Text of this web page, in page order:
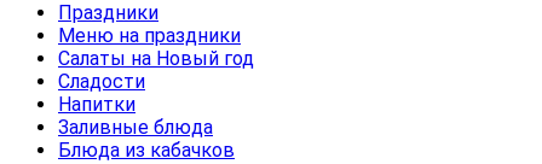
Праздники
Меню на праздники
Салаты на Новый год
Сладости
Напитки
Заливные блюда
Блюда из кабачков